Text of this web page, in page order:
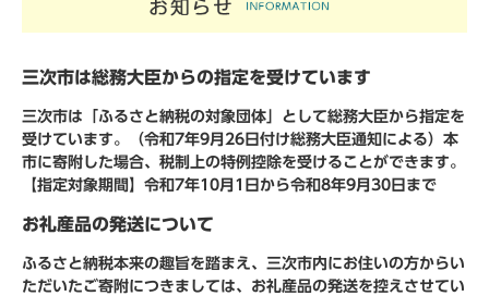
三次市は総務大臣からの指定を受けています
三次市は「ふるさと納税の対象団体」として総務大臣から指定を
受けています。（令和7年9月26日付け総務大臣通知による）本
市に寄附した場合、税制上の特例控除を受けることができます。
【指定対象期間】令和7年10月1日から令和8年9月30日まで
お礼産品の発送について
ふるさと納税本来の趣旨を踏まえ、三次市内にお住いの方からい
ただいたご寄附につきましては、お礼産品の発送を控えさせてい